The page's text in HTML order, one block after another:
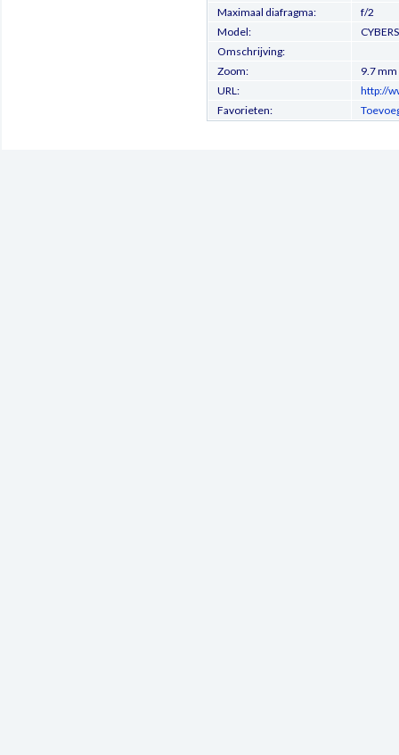
Maximaal diafragma:
f/2
Model:
Omschrijving:
Zoom:
9.7 mm
URL:
http://
Favorieten: